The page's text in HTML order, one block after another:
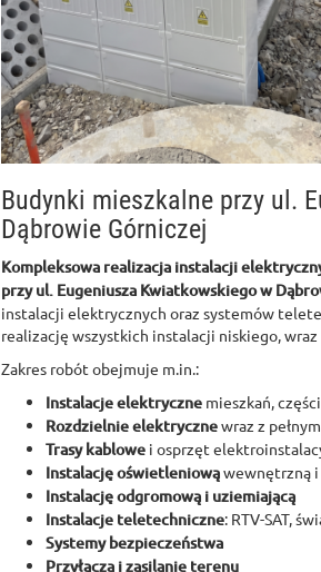
Budynki mieszkalne przy ul.
Dąbrowie Górniczej
Kompleksowa realizacja instalacji
przy ul. Eugeniusza Kwiatkowskiego w
instalacji elektrycznych oraz systemów
realizację wszystkich instalacji niskiego,
Zakres robót obejmuje m.in.:
Instalacje elektryczne mieszkań,
Rozdzielnie elektrycznewraz z
Trasy kablowe i osprzęt
Instalację oświetleniowąwewnętrzną
Instalację odgromową i uziemiającą
Instalacje teletechniczne: RTV-SAT,
Systemy bezpieczeństwa
Przyłącza i zasilanie terenu